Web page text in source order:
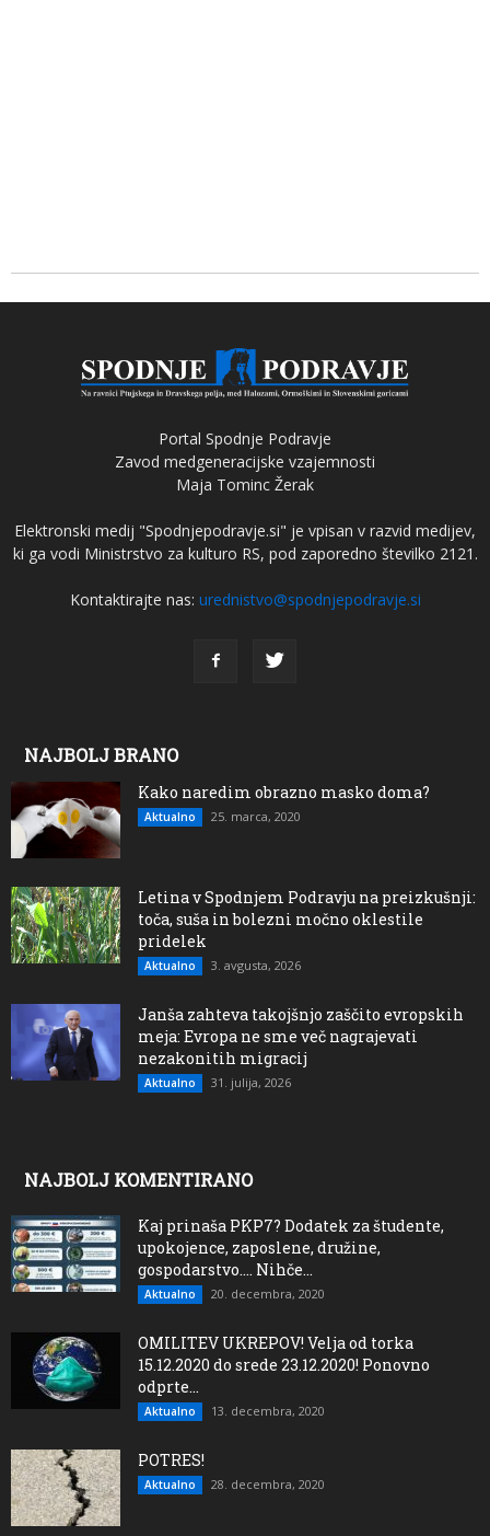
Portal Spodnje Podravje
Zavod medgeneracijske vzajemnosti
Maja Tominc Žerak
Elektronski medij "Spodnjepodravje.si" je vpisan v razvid medijev,
ki ga vodi Ministrstvo za kulturo RS, pod zaporedno številko 2121.
Kontaktirajte nas: urednistvo@spodnjepodravje.si
NAJBOLJ BRANO
Kako naredim obrazno masko doma?
Aktualno 25. marca, 2020
Letina v Spodnjem Podravju na preizkušnji:
toča, suša in bolezni močno oklestile
pridelek
Aktualno 3. avgusta, 2026
Janša zahteva takojšnjo zaščito evropskih
meja: Evropa ne sme več nagrajevati
nezakonitih migracij
Aktualno 31. julija, 2026
NAJBOLJ KOMENTIRANO
Kaj prinaša PKP7? Dodatek za študente,
upokojence, zaposlene, družine,
gospodarstvo…. Nihče...
Aktualno 20. decembra, 2020
OMILITEV UKREPOV! Velja od torka
15.12.2020 do srede 23.12.2020! Ponovno
odprte...
Aktualno 13. decembra, 2020
POTRES!
Aktualno 28. decembra, 2020